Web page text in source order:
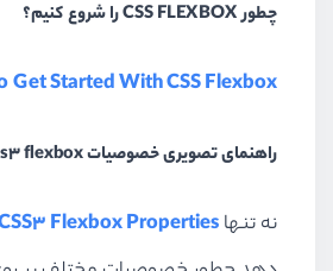
چطور CSS FLEXBOX را شروع کنیم؟
Get Started With CSS Flexbox
راهنمای تصویری خصوصیات css3 flexbox
نه تنهاFlexbox Properties